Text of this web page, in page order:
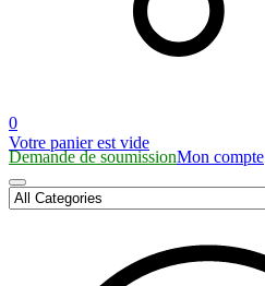
0
Votre panier est vide
Demande de soumissionMon compte